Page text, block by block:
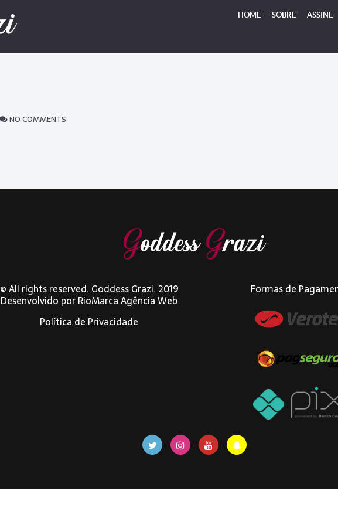
HOME SOBRE ASSINE
NO COMMENTS
© All rights reserved. Goddess Grazi. 2019
Desenvolvido porRioMarca Agência Web
Política de Privacidade
Formas de